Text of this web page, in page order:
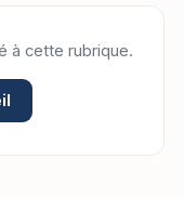
à cette rubrique.